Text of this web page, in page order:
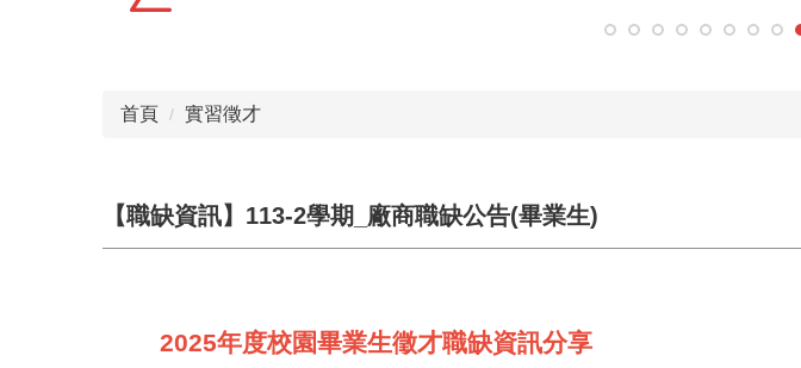
首頁 實習徵才
【職缺資訊】113-2學期_廠商職缺公告(畢業生)
2025年度校園畢業生徵才職缺資訊分享